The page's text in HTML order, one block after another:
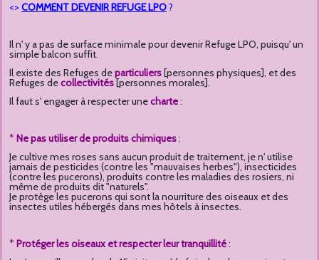
<> COMMENT DEVENIR REFUGE LPO?
Il n' y a pas de surface minimale pour devenir Refuge LPO, puisqu' un
simple balcon suffit.
Il existe des Refuges departiculiers[personnes physiques], et des
Refuges decollectivités[personnes morales].
Il faut s' engager à respecter unecharte:
* Ne pas utiliser de produits chimiques:
Je cultive mes roses sans aucun produit de traitement, je n' utilise
jamais de pesticides (contre les "mauvaises herbes"), insecticides
(contre les pucerons), produits contre les maladies des rosiers, ni
même de produits dit "naturels".
Je protège les pucerons qui sont la nourriture des oiseaux et des
insectes utiles hébergés dans mes hôtels à insectes.
* Protéger les oiseaux et respecter leur tranquillité: